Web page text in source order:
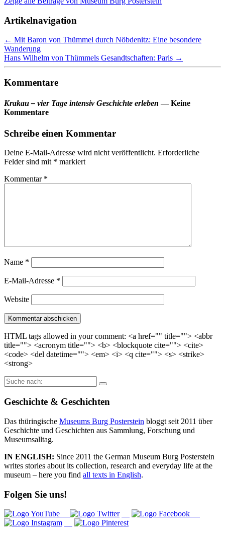
Artikelnavigation
← Mit Baron von Thümmel durch Nöbdenitz: Eine besondere
Wanderung
Hans Wilhelm von Thümmels Gesandtschaften: Paris →
Kommentare
Krakau – vier Tage intensiv Geschichte erleben — Keine
Kommentare
Schreibe einen Kommentar
Deine E-Mail-Adresse wird nicht veröffentlicht. Erforderliche
Felder sind mit * markiert
Kommentar *
Name *
E-Mail-Adresse *
Website
HTML tags allowed in your comment: <a href="" title=""> <abbr
title=""> <acronym title=""> <b> <blockquote cite=""> <cite>
<code> <del datetime=""> <em> <i> <q cite=""> <s> <strike>
<strong>
Suche
nach:
Geschichte & Geschichten
Das thüringische Museums Burg Posterstein bloggt seit 2011 über
Geschichte und Geschichten aus Sammlung, Forschung und
Museumsalltag.
IN ENGLISH: Since 2011 the German Museum Burg Posterstein
writes stories about its collection, research and everyday life at the
museum – here you find all texts in English.
Folgen Sie uns!